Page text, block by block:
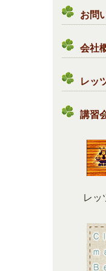
お問
会社
レッ
講習
レッ